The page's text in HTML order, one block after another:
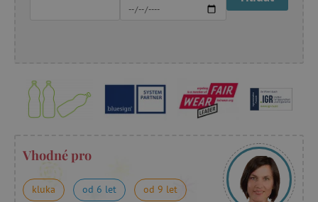
Vhodné pro
kluka od 6 let od 9 let